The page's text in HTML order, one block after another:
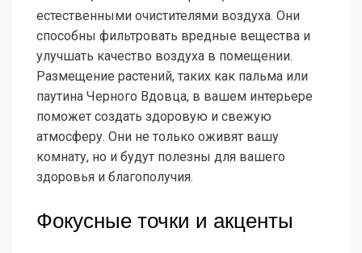
естественными очистителями воздуха. Они
способны фильтровать вредные вещества и
улучшать качество воздуха в помещении.
Размещение растений, таких как пальма или
паутина Черного Вдовца, в вашем интерьере
поможет создать здоровую и свежую
атмосферу. Они не только оживят вашу
комнату, но и будут полезны для вашего
здоровья и благополучия.
Фокусные точки и акценты